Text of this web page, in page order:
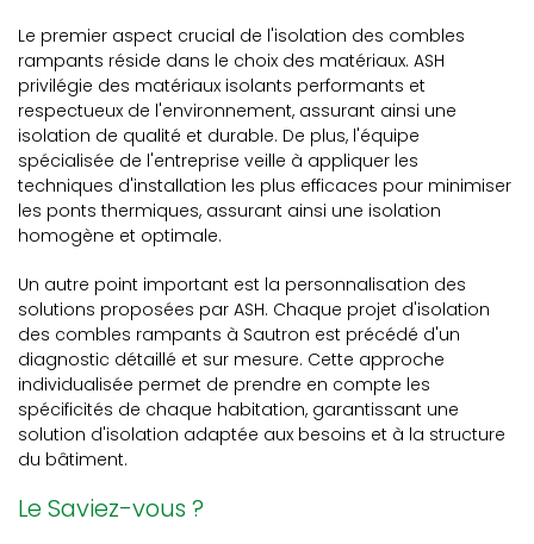
Le premier aspect crucial de l'isolation des combles
rampants réside dans le choix des matériaux. ASH
privilégie des matériaux isolants performants et
respectueux de l'environnement, assurant ainsi une
isolation de qualité et durable. De plus, l'équipe
spécialisée de l'entreprise veille à appliquer les
techniques d'installation les plus efficaces pour minimiser
les ponts thermiques, assurant ainsi une isolation
homogène et optimale.
Un autre point important est la personnalisation des
solutions proposées par ASH. Chaque projet d'isolation
des combles rampants à Sautron est précédé d'un
diagnostic détaillé et sur mesure. Cette approche
individualisée permet de prendre en compte les
spécificités de chaque habitation, garantissant une
solution d'isolation adaptée aux besoins et à la structure
du bâtiment.
Le Saviez-vous ?